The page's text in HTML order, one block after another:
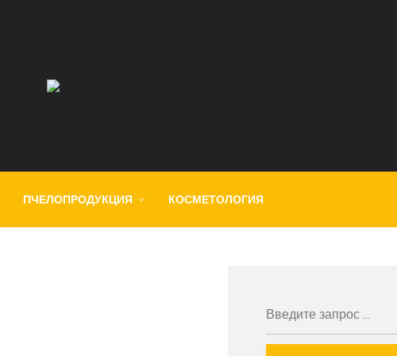
ПЧЕЛОПРОДУКЦИЯ КОСМЕТОЛОГИЯ